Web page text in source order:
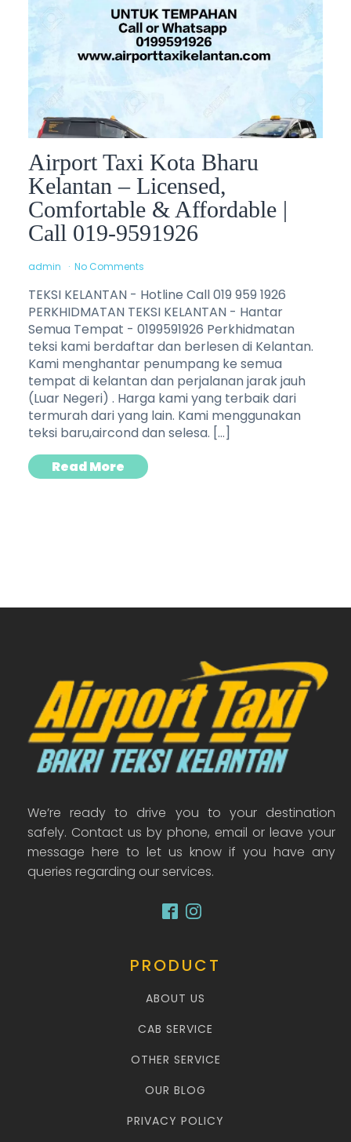
Airport Taxi Kota Bharu
Kelantan – Licensed,
Comfortable & Affordable |
Call 019-9591926
admin No Comments
TEKSI KELANTAN - Hotline Call 019 959 1926
PERKHIDMATAN TEKSI KELANTAN - Hantar
Semua Tempat - 0199591926 Perkhidmatan
teksi kami berdaftar dan berlesen di Kelantan.
Kami menghantar penumpang ke semua
tempat di kelantan dan perjalanan jarak jauh
(Luar Negeri) . Harga kami yang terbaik dari
termurah dari yang lain. Kami menggunakan
teksi baru,aircond dan selesa. […]
Read More
We’re ready to drive you to your destination
safely. Contact us by phone, email or leave your
message here to let us know if you have any
queries regarding our services.
PRODUCT
ABOUT US
CAB SERVICE
OTHER SERVICE
OUR BLOG
PRIVACY POLICY